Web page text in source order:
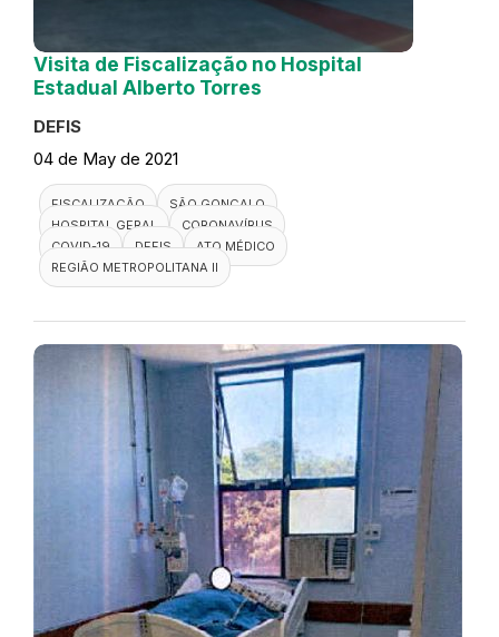
Visita de Fiscalização no Hospital
Estadual Alberto Torres
DEFIS
04 de May de 2021
FISCALIZAÇÃO
SÃO GONÇALO
HOSPITAL GERAL
CORONAVÍRUS
COVID-19
DEFIS
ATO MÉDICO
REGIÃO METROPOLITANA II